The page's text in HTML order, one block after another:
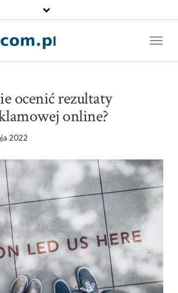
ocenić rezultaty
online?
2022